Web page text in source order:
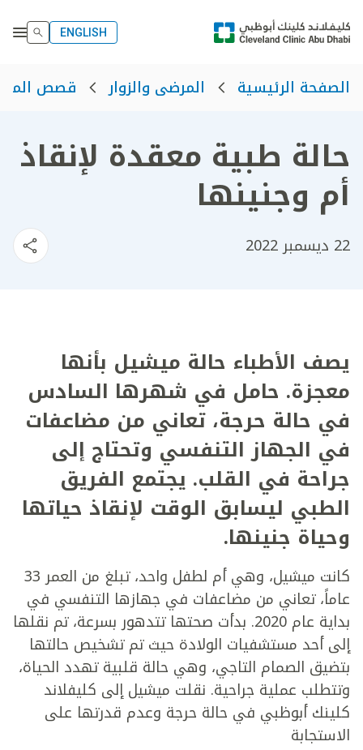
ENGLISH
الصفحة الرئيسية المرضى والزوار قصص
حالة طبية معقدة لإنقاذ
أم وجنينها
22 ديسمبر 2022
يصف الأطباء حالة ميشيل بأنها
معجزة. حامل في شهرها السادس
في حالة حرجة، تعاني من مضاعفات
في الجهاز التنفسي وتحتاج إلى
جراحة في القلب. يجتمع الفريق
الطبي ليسابق الوقت لإنقاذ حياتها
وحياة جنينها.
كانت ميشيل، وهي أم لطفل واحد، تبلغ من العمر 33
عاماً، تعاني من مضاعفات في جهازها التنفسي في
بداية عام 2020. بدأت صحتها تتدهور بسرعة، تم نقلها
إلى أحد مستشفيات الولادة حيث تم تشخيص حالتها
بتضيق الصمام التاجي، وهي حالة قلبية تهدد الحياة،
وتتطلب عملية جراحية. نقلت ميشيل إلى كليفلاند
كلينك أبوظبي في حالة حرجة وعدم قدرتها على
الاستجابة